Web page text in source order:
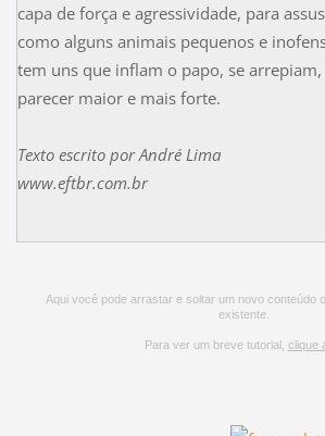
capa de força e agressividade, para
como alguns animais pequenos e
tem uns que inflam o papo, se
parecer maior e mais forte.
Texto escrito porAndré Lima
www.eftbr.com.br
Aqui você pode arrastar e soltar um novo conteúdo
existente.
Para ver um breve tutorial, clique